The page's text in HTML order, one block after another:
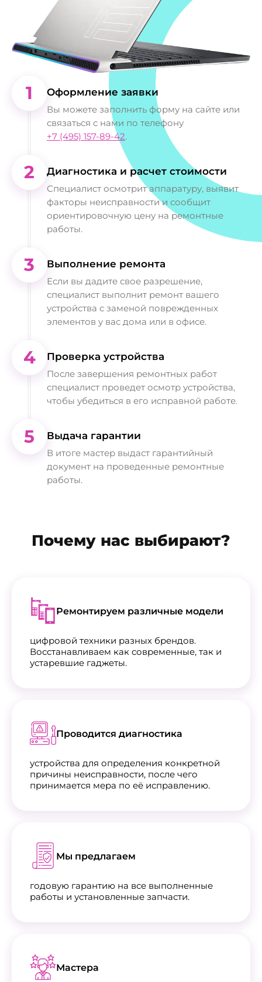
1 Оформление заявки
Вы можете заполнить форму на сайте или
связаться с нами по телефону
+7 (495) 157-89-42.
2 Диагностика и расчет стоимости
Специалист осмотрит аппаратуру, выявит
факторы неисправности и сообщит
ориентировочную цену на ремонтные
работы.
3 Выполнение ремонта
Если вы дадите свое разрешение,
специалист выполнит ремонт вашего
устройства с заменой поврежденных
элементов у вас дома или в офисе.
4 Проверка устройства
После завершения ремонтных работ
специалист проведет осмотр устройства,
чтобы убедиться в его исправной работе.
5 Выдача гарантии
В итоге мастер выдаст гарантийный
документ на проведенные ремонтные
работы.
Почему нас выбирают?
Ремонтируем различные модели
цифровой техники разных брендов.
Восстанавливаем как современные, так и
устаревшие гаджеты.
Проводится диагностика
устройства для определения конкретной
причины неисправности, после чего
принимается мера по её исправлению.
Мы предлагаем
годовую гарантию на все выполненные
работы и установленные запчасти.
Мастера